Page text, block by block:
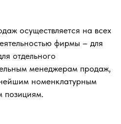
осуществляется на всех
фирмы – для
отдельного
менеджерам продаж,
номенклатурным
позициям.